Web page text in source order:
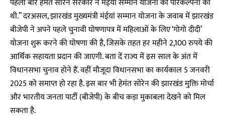
थी.” दरअसल, झारखंड मुख्यमंत्री मंईयां सम्मान योजना के जवाब में झारखंड
बीजेपी ने अपने पहले चुनावी घोषणापत्र में महिलाओं के लिए ‘गोगो दीदी’
योजना शुरू करने की घोषणा की है, जिसके तहत हर महीने 2,100 रुपये की
आर्थिक सहायता प्रदान की जाएगी. बता दें राज्य में इस साल के अंत में
विधानसभा चुनाव होने हैं. वहीं मौजूदा विधानसभा का कार्यकाल 5 जनवरी
2025 को समाप्त हो रहा है. इस बार भी हेमंत सोरेन की झारखंड मुक्ति मोर्चा
और भारतीय जनता पार्टी (बीजेपी) के बीच कड़ा मुकाबला देखने को मिल
सकता है.